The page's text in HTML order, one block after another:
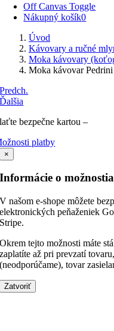
Off Canvas Toggle
Nákupný košík0
Úvod
Kávovary a ručné
Moka kávovary
Moka kávovar
Predch.
Ďalšia
bezpečne kartou –
platby
×
Informácie o
V našom e-shope môžete
elektronických peňaženiek
Stripe.
Okrem tejto možnosti máte
zaplatíte až pri prevzatí
(neodporúčame), tovar
Zatvoriť